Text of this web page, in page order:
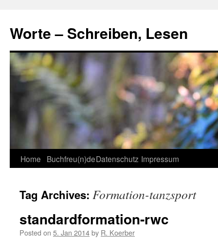
content
Worte – Schreiben, Lesen
Home Buchfreu(n)deDatenschutz Impressum
Tag Archives: Formation-tanzsport
standardformation-rwc
Posted on 5. Jan 2014by R. Koerber